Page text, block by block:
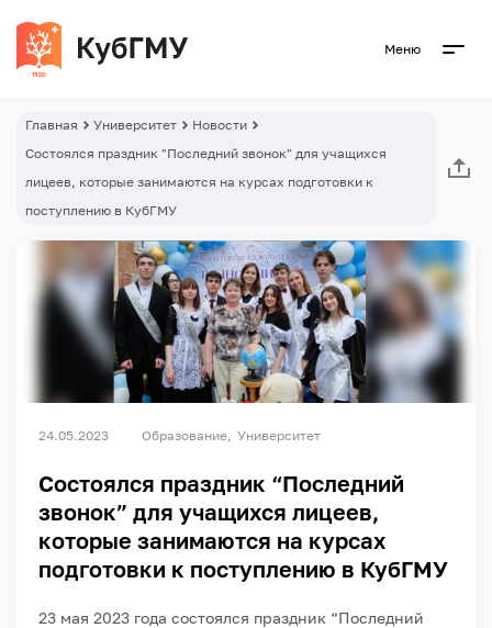
Меню
Главная Университет
Новости
Состоялся праздник "Последний звонок" для учащихся
лицеев, которые занимаются на курсах подготовки к
поступлению в КубГМУ
24.05.2023 Образование Университет
Состоялся праздник “Последний
звонок” для учащихся лицеев,
которые занимаются на курсах
подготовки к поступлению в КубГМУ
23 мая 2023 года состоялся праздник “Последний